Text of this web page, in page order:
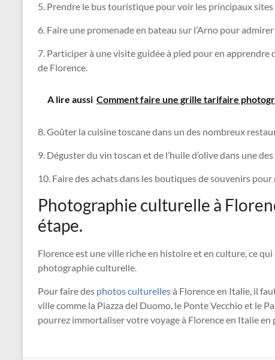
5. Prendre le bus touristique pour voir les principaux sites
6. Faire une promenade en bateau sur l’Arno pour
7. Participer à une visite guidée à pied pour en apprendre
de Florence.
A lire aussi Comment faire une grille tarifaire
8. Goûter la cuisine toscane dans un des nombreux
9. Déguster du vin toscan et de l’huile d’olive dans une
10. Faire des achats dans les boutiques de souvenirs
Photographie culturelle à
étape.
Florence est une ville riche en histoire et en culture, ce
photographie culturelle.
Pour faire des photos culturellesà Florence en Italie, il
ville comme la Piazza del Duomo, le Ponte Vecchio et le
pourrez immortaliser votre voyage à Florence en Italie